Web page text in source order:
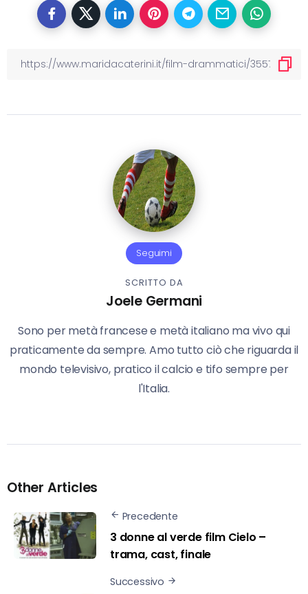
Seguimi
SCRITTO DA
Joele Germani
Sono per metà francese e metà italiano ma vivo qui
praticamente da sempre. Amo tutto ciò che riguarda il
mondo televisivo, pratico il calcio e tifo sempre per
l'Italia.
Other Articles
Precedente
3 donne al verde film Cielo –
trama, cast, finale
Successivo